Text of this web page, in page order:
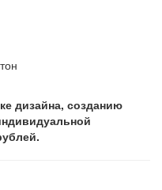
дизайна, созданию